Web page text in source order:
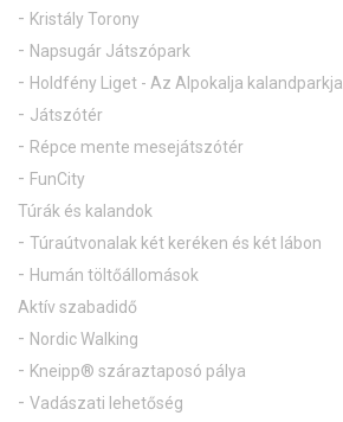
Kristály Torony
Napsugár Játszópark
Holdfény Liget - Az Alpokalja kalandparkja
Játszótér
Répce mente mesejátszótér
FunCity
Túrák és kalandok
Túraútvonalak két keréken és két lábon
Humán töltőállomások
Aktív szabadidő
Nordic Walking
Kneipp® száraztaposó pálya
Vadászati lehetőség